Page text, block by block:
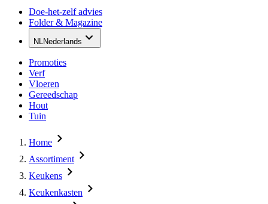
Doe-het-zelf advies
Folder & Magazine
NLNederlands
Promoties
Verf
Vloeren
Gereedschap
Hout
Tuin
Home
Assortiment
Keukens
Keukenkasten